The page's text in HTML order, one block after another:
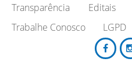
Transparência Editais
Trabalhe Conosco
LGPD